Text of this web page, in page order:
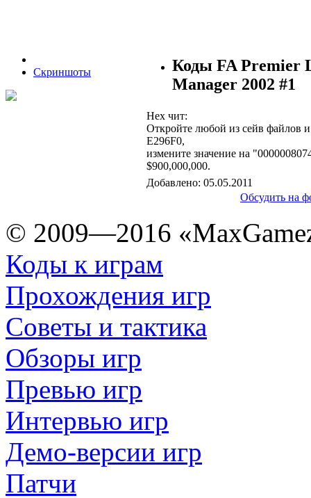
Скриншоты
Коды FA Premier
Manager 2002 #1
Hex чит:
Откройте любой из сейв файлов
E296F0,
измените значение на
$900,000,000.
Добавлено: 05.05.2011
Обсудить на
© 2009—2016
Коды к играм
Прохождения игр
Советы и тактика
Обзоры игр
Превью игр
Интервью игр
Демо-версии игр
Патчи